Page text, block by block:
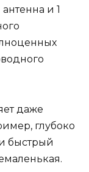
и 1
даже
глубоко
быстрый